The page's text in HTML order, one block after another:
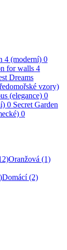
4 (moderní) 0
for walls 4
Dreams
vzory)
(elegance) 0
0 Secret Garden
0
Oranžová (1)
Domácí(2)